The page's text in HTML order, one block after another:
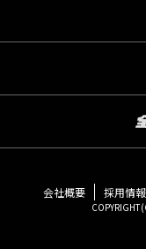
会社概要 採用情報